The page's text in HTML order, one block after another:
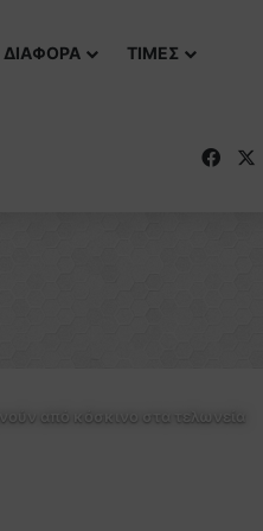
ΔΙΑΦΟΡΑ ΤΙΜΕΣ
από κόσκινο στα τελωνεία